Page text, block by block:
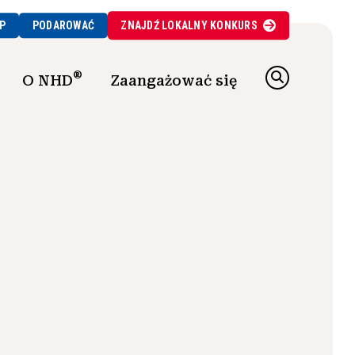
PODAROWAĆ ZNAJDŹ LOKALNYKONKURS
O NHD® Zaangażować się